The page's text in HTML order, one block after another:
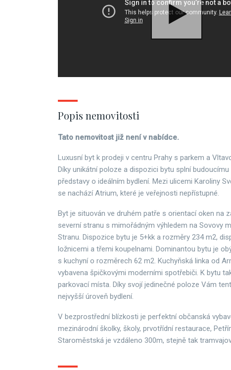
Popis nemovitosti
Tato nemovitost již není v nabídce.
Luxusní byt k prodeji v centru Prahy s parkem a
Díky unikátní poloze a dispozici bytu splní
představy o ideálním bydlení. Mezi ulicemi Karoliny
se nachází Atrium, které je veřejnosti nepřístupné.
Byt je situován ve druhém patře s orientací oken na
severní stranu s mimořádným výhledem na Sovovy
Stranu. Dispozice bytu je 5+kk a rozměry 234 m2,
ložnicemi a třemi koupelnami. Dominantou bytu je
s kuchyní o rozměrech 62 m2. Kuchyňská linka od
vybavena špičkovými moderními spotřebiči. K bytu
parkovací místa. Díky svojí jedinečné poloze Vám
nejvyšší úroveň bydlení.
V bezprostřední blízkosti je perfektní občanská
mezinárodní školky, školy, prvotřídní restaurace,
Staroměstská je vzdáleno 300m, stejně tak